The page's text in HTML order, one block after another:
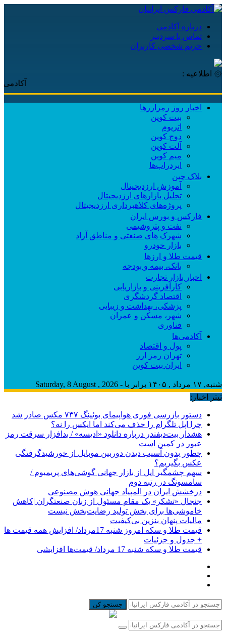
درباره آکادمی
تماس با سردبیر
حریم شخصی کاربران
۞ اطلاعیه :
آکادمی
اخبار روز رمزارزها
بیت کوین
اتریوم
دوج کوین
آلت کوین
میم کوین‌
ایردراپ‌ها
بلاک چین
آموزش ارزدیجیتال
تحلیل بازارهای ارزدیجیتال
پروژه‌های کلاهبرداری ارزدیجیتال
فارکس و بورس ایران
نفت و پتروشیمی
شهرک های صنعتی و مناطق آزاد
بازار خودرو
قیمت طلا و ارزها
بانک، بیمه و بودجه
اخبار بازار تجارت
کارآفرینی و بازاریابی
اقتصاد گردشگری
پزشکی، بهداشت و زیبایی
شهر، مسکن و عمران
فناوری
آکادمی‌ها
پول و اقتصاد
تهران رمز ارز
ایران بیت کوین
شنبه, ۱۷ مرداد , ۱۴۰۵ برابر با - Saturday, 8 August , 2026
تیتر اخبار:
دستور بازرسی فوری هواپیمای بوئینگ ۷۳۷ مکس صادر شد
چرا اپل تلگرام را حذف می‌کند اما ایکس را نه؟
هشدار بیت‌دیفندر درباره دانلود «ادیسه» / بدافزار سرقت رمز
عبور در کمین است
چطور بدون آسیب دیدن دوربین موبایل از خورشیدگرفتگی
عکس بگیریم؟
سهم چشمگیر اپل از بازار جهانی گوشی‌های پریمیوم /
سامسونگ در رتبه دوم
درخشش ایران در المپیاد جهانی هوش مصنوعی
جنجال «تشکر» یک مقام مسئول از زبان صنعتگران |کاهش
خاموشی‌ها برای بخش تولید رضایت‌بخش نیست
مالیات پنهان بنزین بی‌کیفیت
قیمت طلا و سکه امروز شنبه 17مرداد/ افزایش همه قیمت ها
+ جدول و جزئیات
قیمت طلا و سکه شنبه 17 مرداد/ قیمت‌ها افزایشی
جستجو کن